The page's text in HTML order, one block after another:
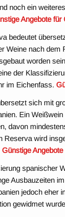
noch ein
Angebote für
bedeutet
Weine nach dem
worden
der
im Eichenfass.
sich mit
Ein
davon
Reserva wird
Günstige
spanischer
Ausbauzeiten
jedoch eher
gewidmet